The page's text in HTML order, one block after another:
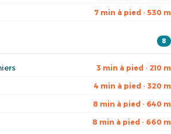
7 min à pied · 530 m
8
3 min à pied · 210 m
4 min à pied · 320 m
8 min à pied · 640 m
8 min à pied · 660 m